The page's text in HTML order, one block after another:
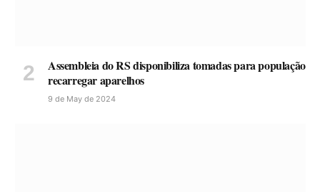
Assembleia do RS disponibiliza tomadas para população
recarregar aparelhos
9 de May de 2024